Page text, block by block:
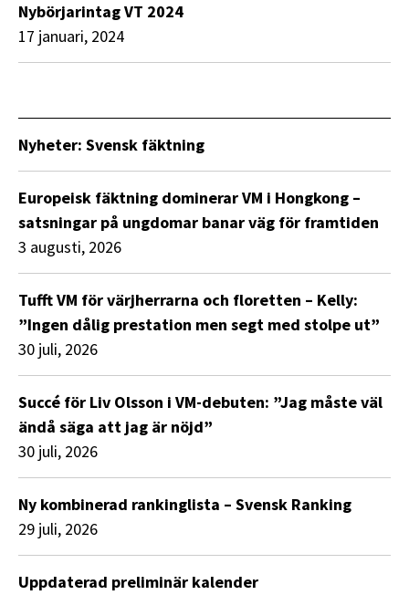
Nybörjarintag VT 2024
17 januari, 2024
Nyheter: Svensk fäktning
Europeisk fäktning dominerar VM i Hongkong –
satsningar på ungdomar banar väg för framtiden
3 augusti, 2026
Tufft VM för värjherrarna och floretten – Kelly:
”Ingen dålig prestation men segt med stolpe ut”
30 juli, 2026
Succé för Liv Olsson i VM-debuten: ”Jag måste väl
ändå säga att jag är nöjd”
30 juli, 2026
Ny kombinerad rankinglista – Svensk Ranking
29 juli, 2026
Uppdaterad preliminär kalender